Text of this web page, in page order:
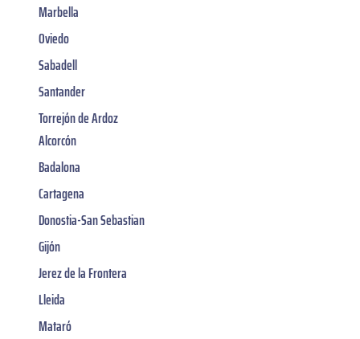
Marbella
Oviedo
Sabadell
Santander
Torrejón de Ardoz
Alcorcón
Badalona
Cartagena
Donostia-San Sebastian
Gijón
Jerez de la Frontera
Lleida
Mataró